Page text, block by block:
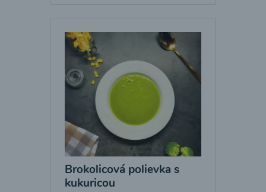
Brokolicová polievka s
kukuricou